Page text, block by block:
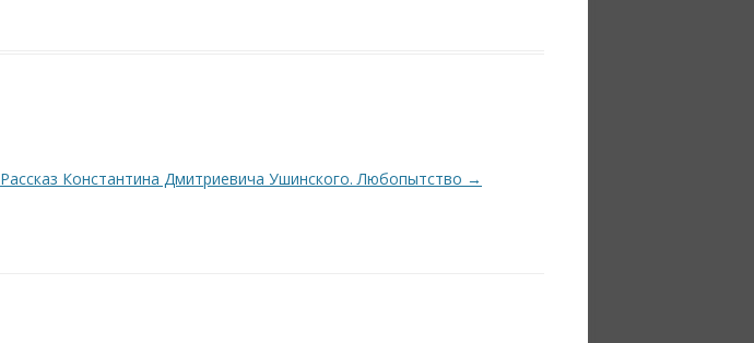
Рассказ Константина Дмитриевича Ушинского. Любопытство →